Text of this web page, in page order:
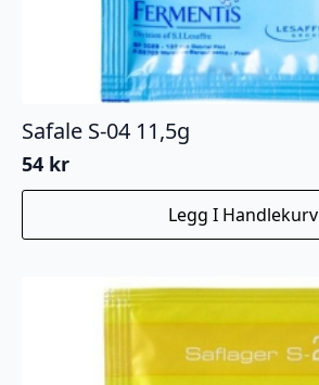
Safale S-04 11,5g
54 kr
Legg I Handlekurv